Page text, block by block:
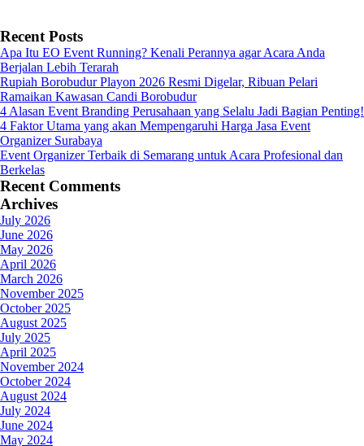
Recent Posts
Apa Itu EO Event Running? Kenali Perannya agar Acara Anda
Berjalan Lebih Terarah
Rupiah Borobudur Playon 2026 Resmi Digelar, Ribuan Pelari
Ramaikan Kawasan Candi Borobudur
4 Alasan Event Branding Perusahaan yang Selalu Jadi Bagian Penting!
4 Faktor Utama yang akan Mempengaruhi Harga Jasa Event
Organizer Surabaya
Event Organizer Terbaik di Semarang untuk Acara Profesional dan
Berkelas
Recent Comments
Archives
July 2026
June 2026
May 2026
April 2026
March 2026
November 2025
October 2025
August 2025
July 2025
April 2025
November 2024
October 2024
August 2024
July 2024
June 2024
May 2024